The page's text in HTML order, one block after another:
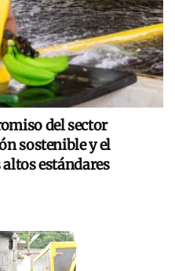
del sector
sostenible y el
estándares